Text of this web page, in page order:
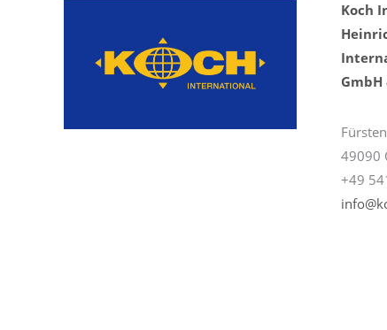
Koch
GmbH
49090
+49